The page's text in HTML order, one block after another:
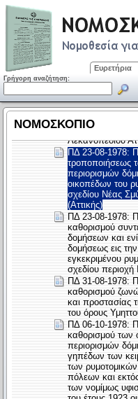
Ευρετήρια
Γρήγορη αναζήτηση: